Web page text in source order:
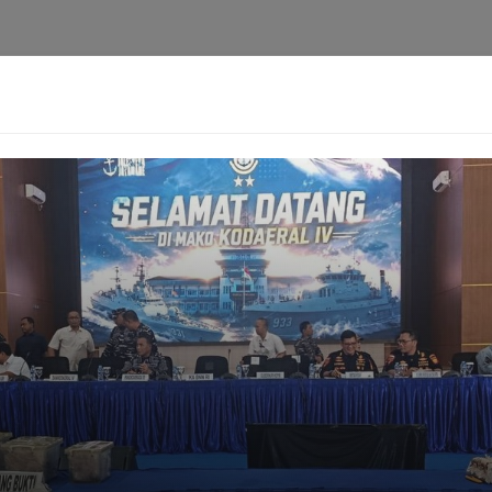
[aioseo_breadcrumbs]
Sentral Dunia Jual
Apa?
Harimurti 30-03-2026 - 16.02
Facebook
Mastodon